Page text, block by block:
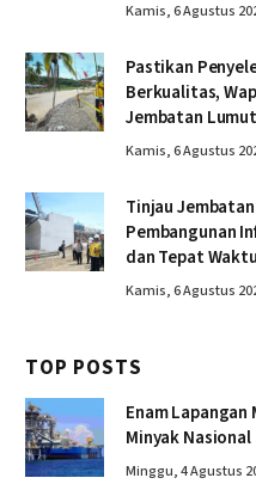
Kamis, 6 Agustus
Pastikan
Berkualitas,
Jembatan Lumut
Kamis, 6 Agustus
Tinjau
Pembangunan
dan Tepat Waktu
Kamis, 6 Agustus
TOP POSTS
Enam
Minyak Nasional
Minggu, 4 Agustus